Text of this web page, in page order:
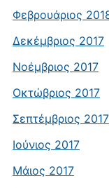
Φεβρουάριος
Δεκέμβριος 2017
Νοέμβριος 2017
Οκτώβριος 2017
Σεπτέμβριος 2017
Ιούνιος 2017
Μάιος 2017